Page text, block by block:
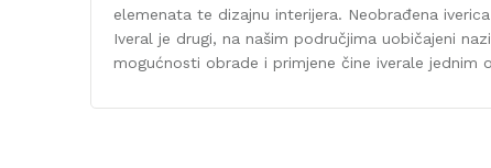
elemenata te dizajnu interijera. Neobrađena
Iveral je drugi, na našim područjima uobičajeni
mogućnosti obrade i primjene čine iverale jednim